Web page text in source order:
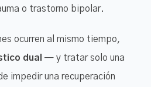
o trastorno bipolar.
ocurren al mismo tiempo,
dual — y tratar solo una
impedir una recuperación